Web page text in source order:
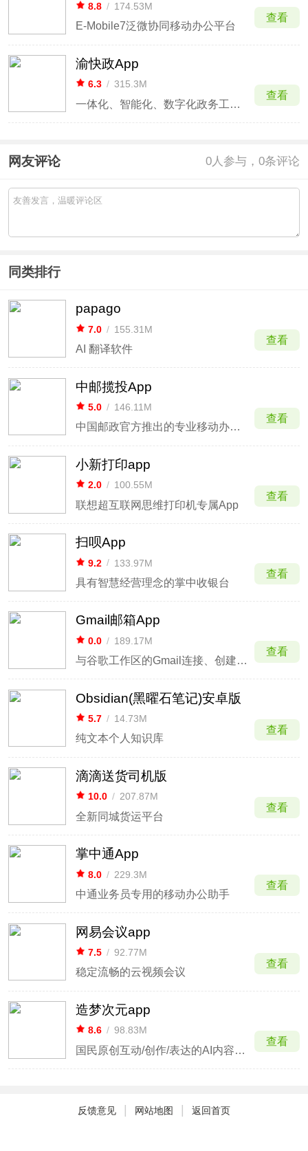
8.8 / 174.53M
E-Mobile7泛微协同移动办公平台
查看
渝快政App
6.3 / 315.3M
一体化、智能化、数字化政务工作平台
查看
网友评论 0 人参与，0条评论
同类排行
papago
7.0 / 155.31M
AI 翻译软件
查看
中邮揽投App
5.0 / 146.11M
中国邮政官方推出的专业移动办公应用
查看
小新打印app
2.0 / 100.55M
联想超互联网思维打印机专属App
查看
扫呗App
9.2 / 133.97M
具有智慧经营理念的掌中收银台
查看
Gmail邮箱App
0.0 / 189.17M
与谷歌工作区的Gmail连接、创建和协作。
查看
Obsidian(黑曜石笔记)安卓版
5.7 / 14.73M
纯文本个人知识库
查看
滴滴送货司机版
10.0 / 207.87M
全新同城货运平台
查看
掌中通App
8.0 / 229.3M
中通业务员专用的移动办公助手
查看
网易会议app
7.5 / 92.77M
稳定流畅的云视频会议
查看
造梦次元app
8.6 / 98.83M
国民原创互动/创作/表达的AI内容平台
查看
反馈意见 | 网站地图 | 返回首页